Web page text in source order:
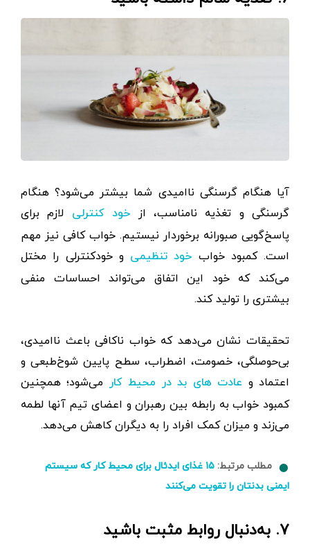
آیا هنگام گرسنگی ناامیدی شما بیشتر می‌شود؟ هنگام
گرسنگی و تغذیه نامناسب، از خود کنترلی
لازم برای
پاسخ‌گویی صبورانه برخوردار نیستیم. خواب کافی نیز مهم
است. کمبود خواب خود تنظیمی و خودکنترلی را مختل
می‌کند که خود این اتفاق می‌تواند احساسات منفی
بیشتری را تولید کند.
تحقیقات نشان می‌دهد که خواب ناکافی باعث ناامیدی،
بی‌حوصلگی، خصومت، اضطراب، سطح پایین شوخ‌طبعی و
اعتماد و عادت های بد در محیط کار می‌شود؛ همچنین
کمبود خواب به رابطه بین رهبران و اعضای تیم آنها لطمه
می‌زند و میزان کمک افراد را به دیگران کاهش می‌دهد.
مطلب مرتبط:
۱۵ غذای ایدئال برای محیط کار که سیستم
ایمنی بدنتان را تقویت می‌کنند
۷. به‌دنبال روابط مثبت باشید